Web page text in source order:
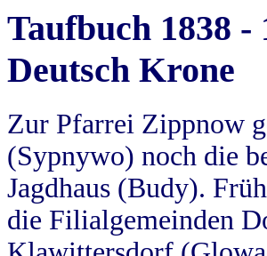
Taufbuch 1838
Deutsch Krone
Zur Pfarrei Zippnow
(Sypnywo) noch die
Jagdhaus (Budy).
die Filialgemeinden